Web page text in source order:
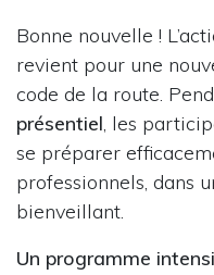
Bonne nouvelle !
revient pour une
code de la route.
présentiel, les
se préparer
professionnels, dans
bienveillant.
Un programme